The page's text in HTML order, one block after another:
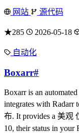
网站 源代码
★285 2026-05-18
自动化
Boxarr#
Boxarr is an
integrates with Radarr
布. It provides a 美观
10, their status in